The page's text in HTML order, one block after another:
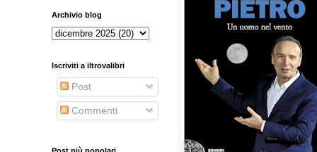
Archivio blog
Iscriviti a iltrovalibri
Post
Commenti